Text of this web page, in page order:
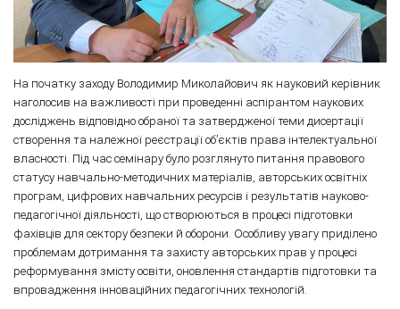
На початку заходу Володимир Миколайович як науковий керівник
наголосив на важливості при проведенні аспірантом наукових
досліджень відповідно обраної та затвердженої теми дисертації
створення та належної реєстрації об’єктів права інтелектуальної
власності. Під час семінару було розглянуто питання правового
статусу навчально-методичних матеріалів, авторських освітніх
програм, цифрових навчальних ресурсів і результатів науково-
педагогічної діяльності, що створюються в процесі підготовки
фахівців для сектору безпеки й оборони. Особливу увагу приділено
проблемам дотримання та захисту авторських прав у процесі
реформування змісту освіти, оновлення стандартів підготовки та
впровадження інноваційних педагогічних технологій.